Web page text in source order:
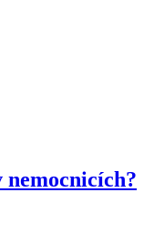
nemocnicích?